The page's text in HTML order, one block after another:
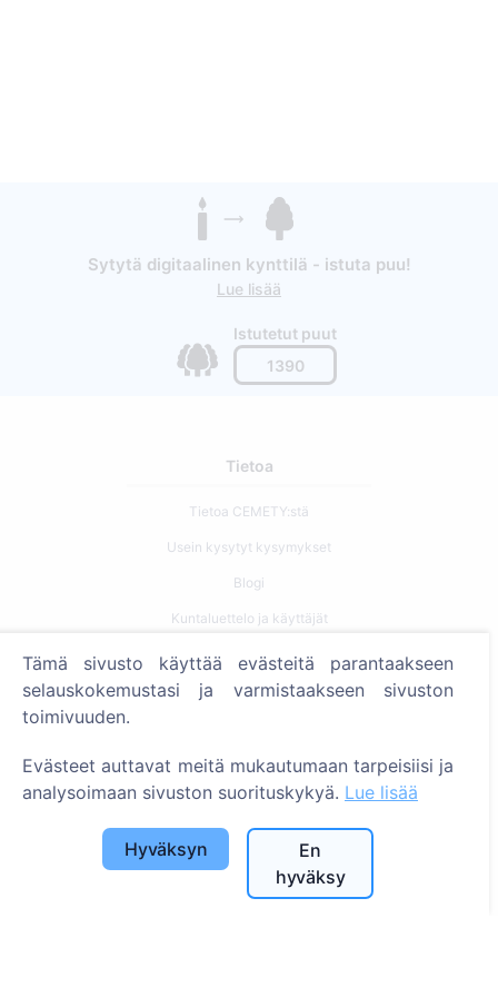
Sytytä digitaalinen kynttilä - istuta puu!
Lue lisää
Istutetut puut
1390
Tietoa
Tietoa CEMETY:stä
Usein kysytyt kysymykset
Blogi
Kuntaluettelo ja käyttäjät
Tietosuojakäytäntö
Maksukäytäntö
Haku
Etsi hautausmaita
Palvelut
Tämä sivusto käyttää evästeitä parantaakseen
selauskokemustasi ja varmistaakseen sivuston
toimivuuden.
Evästeet auttavat meitä mukautumaan tarpeisiisi ja
analysoimaan sivuston suorituskykyä. Lue lisää
Hyväksyn
En
hyväksy